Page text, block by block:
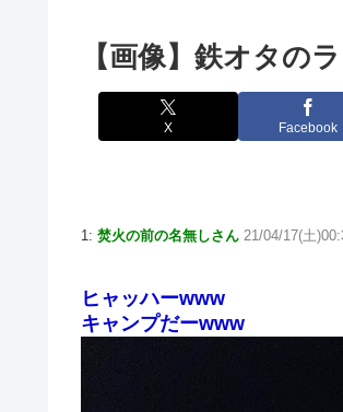
【画像】鉄オタの
X Facebook
1: 焚火の前の名無しさん 21/04/17(土
ヒャッハーwww
キャンプだーwww